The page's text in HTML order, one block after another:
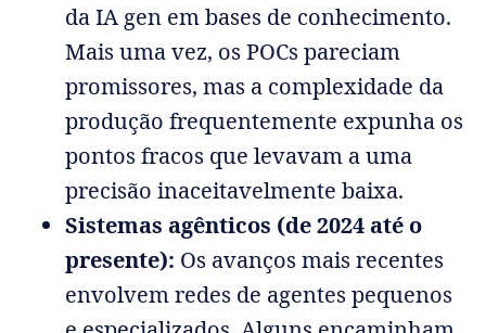
da IA gen em bases de conhecimento.
Mais uma vez, os POCs pareciam
promissores, mas a complexidade da
produção frequentemente expunha os
pontos fracos que levavam a uma
precisão inaceitavelmente baixa.
Sistemas agênticos (de 2024 até o
presente): Os avanços mais recentes
envolvem redes de agentes pequenos